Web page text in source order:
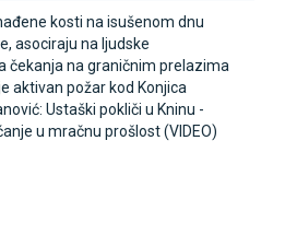
kosti na isušenom dnu
asociraju na ljudske
čekanja na graničnim prelazima
aktivan požar kod Konjica
Ustaški pokliči u Kninu -
u mračnu prošlost (VIDEO)